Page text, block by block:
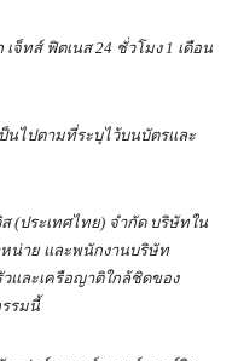
เจ็ทส์ ฟิตเนส 24 ชั่วโมง 1 เดือน
นไปตามที่ระบุไว้บนบัตรและ
(ประเทศไทย) จำกัด บริษัทใน
น่าย และพนักงานบริษัท
และเครือญาติใกล้ชิดของ
รมนี้